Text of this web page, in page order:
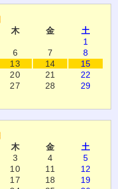
木 金
土
1
6 7
8
13 14
15
20 21
22
27 28
29
木 金
土
3 4
5
10 11
12
17 18
19